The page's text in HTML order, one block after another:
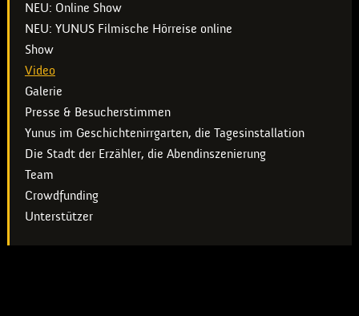
NEU: Online Show
NEU: YUNUS Filmische Hörreise online
Show
Video
Galerie
Presse & Besucherstimmen
Yunus im Geschichtenirrgarten, die Tagesinstallation
Die Stadt der Erzähler, die Abendinszenierung
Team
Crowdfunding
Unterstützer